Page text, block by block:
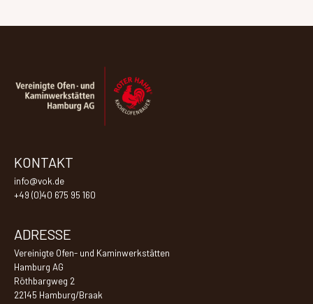
KONTAKT
info@vok.de
+49 (0)40 675 95 160
ADRESSE
Vereinigte Ofen- und Kaminwerkstätten
Hamburg AG
Röthbargweg 2
22145 Hamburg/Braak